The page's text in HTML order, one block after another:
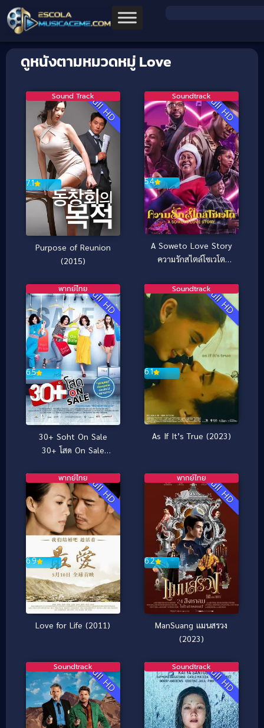
ดูหนังตามหมวดหมู่ Love
Full HD
7.1
Sound Track
Purpose of Reunion
(2015)
Full HD
5.4
Soundtrack
A Soweto Love Story
ความรักสไตล์โซเวโต
Full HD
6.5
พากย์ไทย
30+ Soht On Sale
30+ โสด On Sale
Full HD
6.1
Soundtrack
As If It’s True (2023)
Full HD
6.9
พากย์ไทย
Love for Life (2011)
Full HD
6.2
พากย์ไทย
ManSuang แมนสรวง
(2023)
Full HD
Soundtrack Full HD
Soundtrack